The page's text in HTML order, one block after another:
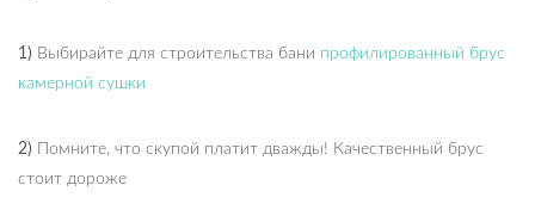
1) Выбирайте для строительства бани профилированный брус
камерной сушки
2) Помните, что скупой платит дважды! Качественный брус
стоит дороже